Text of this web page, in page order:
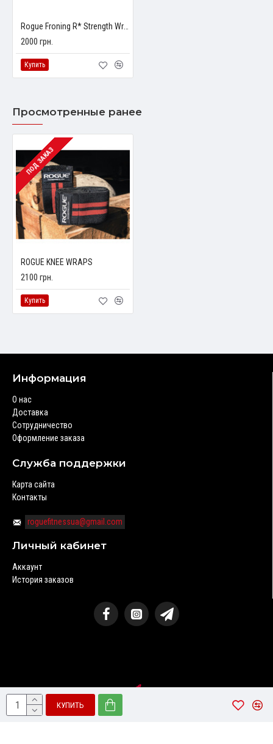
КУПИТЬ
2000 грн.
Купить
Просмотренные ранее
ПОД ЗАКАЗ
ROGUE KNEE WRAPS
2100 грн.
Купить
Информация
О нас
Доставка
Сотрудничество
Оформление заказа
Служба поддержки
Карта сайта
Контакты
roguefitnessua@gmail.com
Личный кабинет
Аккаунт
История заказов
Создание и продвижение сайта